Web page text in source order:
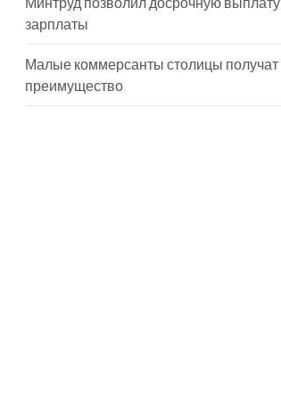
зарплаты
Малые коммерсанты столицы получат
преимущество